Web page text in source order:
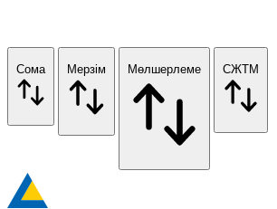
Сома Мерзім Мөлшерлеме СЖТМ